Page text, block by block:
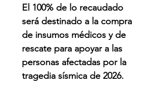
El 100% de lo recaudado
será destinado a la compra
de insumos médicos y de
rescate para apoyar a las
personas afectadas por la
tragedia sísmica de 2026.